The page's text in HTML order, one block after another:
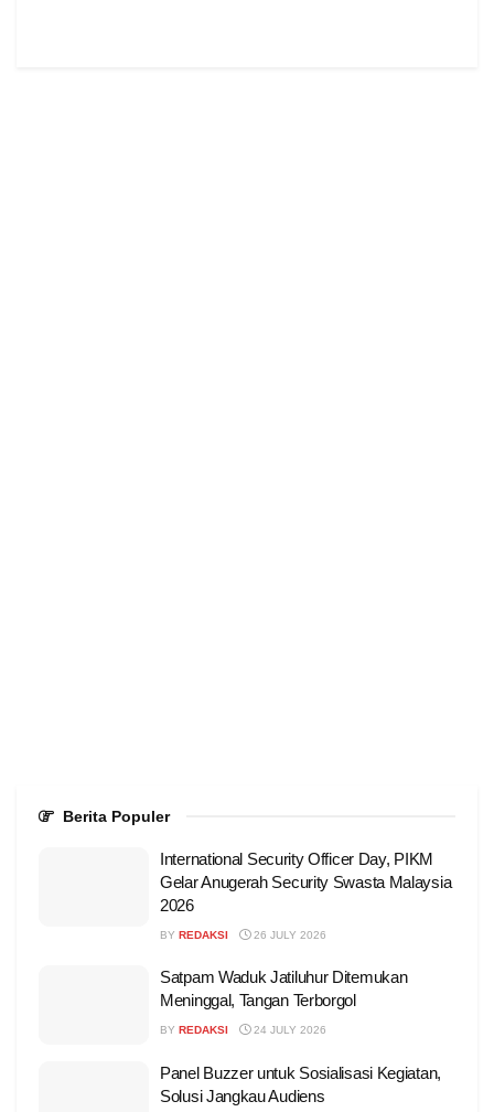
Berita Populer
International Security Officer Day, PIKM
Gelar Anugerah Security Swasta Malaysia
2026
BY REDAKSI 26 JULY 2026
Satpam Waduk Jatiluhur Ditemukan
Meninggal, Tangan Terborgol
BY REDAKSI 24 JULY 2026
Panel Buzzer untuk Sosialisasi Kegiatan,
Solusi Jangkau Audiens